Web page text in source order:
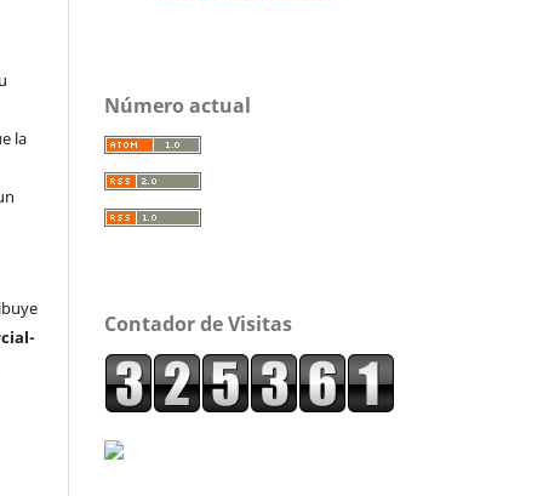
la
Número actual
Contador de Visitas